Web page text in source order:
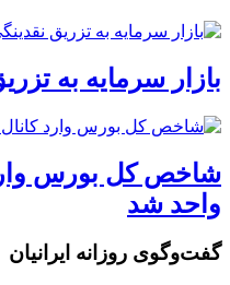
بازار سرمایه به
واحد شد
گفت‌وگوی روزانه ایرانیان